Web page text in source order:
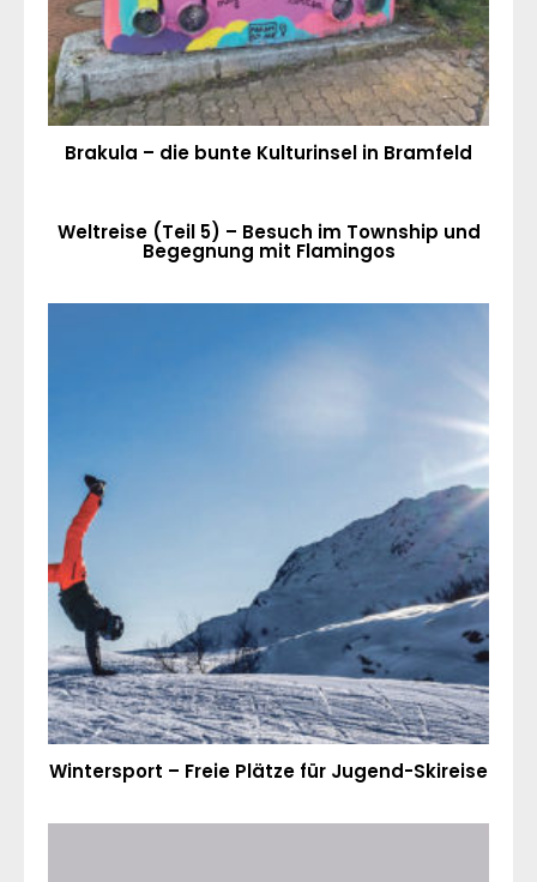
Brakula – die bunte Kulturinsel in Bramfeld
Weltreise (Teil 5) – Besuch im Township und
Begegnung mit Flamingos
Wintersport – Freie Plätze für Jugend-Skireise